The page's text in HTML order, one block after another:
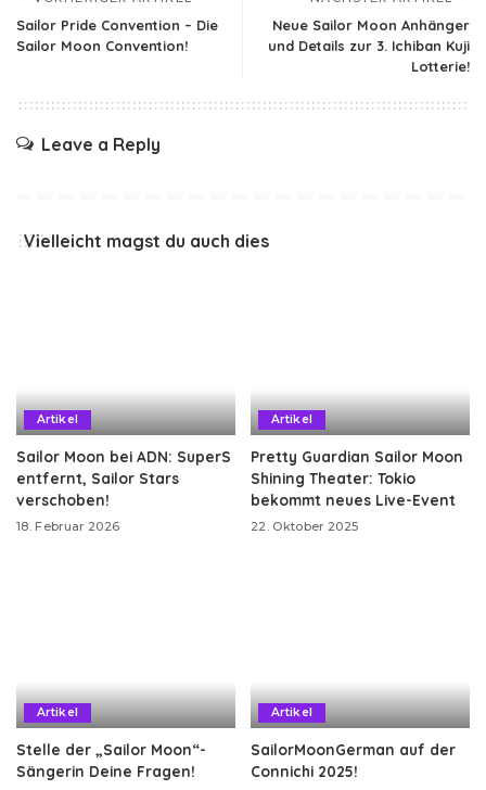
Sailor Pride Convention – Die
Sailor Moon Convention!
Neue Sailor Moon Anhänger
und Details zur 3. Ichiban Kuji
Lotterie!
Leave a Reply
Vielleicht magst du auch dies
Artikel
Sailor Moon bei ADN: SuperS
entfernt, Sailor Stars
verschoben!
18. Februar 2026
Artikel
Pretty Guardian Sailor Moon
Shining Theater: Tokio
bekommt neues Live-Event
22. Oktober 2025
Artikel
Stelle der „Sailor Moon“-
Sängerin Deine Fragen!
Artikel
SailorMoonGerman auf der
Connichi 2025!